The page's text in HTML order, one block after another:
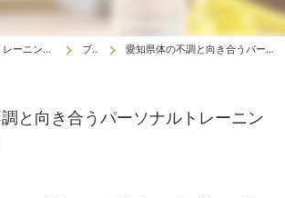
愛知のパーソナルトレーニングは生涯動ける体研究所 One ブログ 愛知県体の不調と向き合うパーソナルトレーニングジム One
と向き合うパーソナルトレーニン